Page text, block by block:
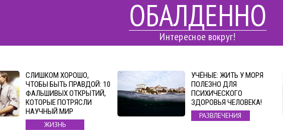
ОБАЛДЕННО
Интересное вокруг!
СЛИШКОМ ХОРОШО,
ЧТОБЫ БЫТЬ ПРАВДОЙ: 10
ФАЛЬШИВЫХ ОТКРЫТИЙ,
КОТОРЫЕ ПОТРЯСЛИ
НАУЧНЫЙ МИР
ЖИЗНЬ
УЧЁНЫЕ: ЖИТЬ У МОРЯ
ПОЛЕЗНО ДЛЯ
ПСИХИЧЕСКОГО
ЗДОРОВЬЯ ЧЕЛОВЕКА!
РАЗВЛЕЧЕНИЯ